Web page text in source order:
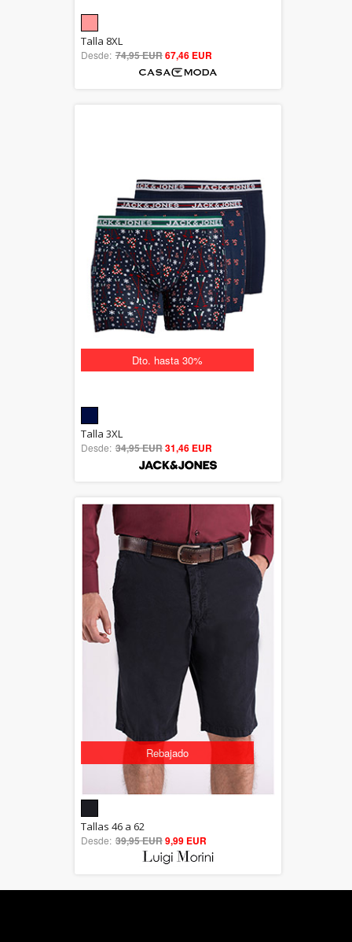
out of 5
Talla 8XL
Desde: 74,95 EUR67,46 EUR
Dto. hasta 30%
out of 5
Talla 3XL
Desde: 34,95 EUR31,46 EUR
Rebajado
out of 5
Tallas 46 a 62
Desde: 39,95 EUR9,99 EUR